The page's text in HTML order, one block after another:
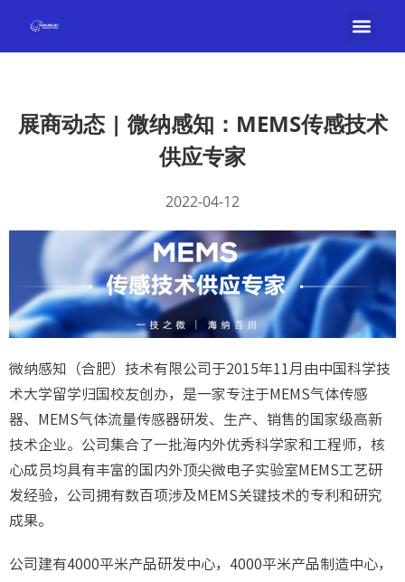
展商动态 | 微纳感知：MEMS传感技术
供应专家
2022-04-12
微纳感知（合肥）技术有限公司于2015年11月由中国科学技
术大学留学归国校友创办，是一家专注于MEMS气体传感
器、MEMS气体流量传感器研发、生产、销售的国家级高新
技术企业。公司集合了一批海内外优秀科学家和工程师，核
心成员均具有丰富的国内外顶尖微电子实验室MEMS工艺研
发经验，公司拥有数百项涉及MEMS关键技术的专利和研究
成果。
公司建有4000平米产品研发中心，4000平米产品制造中心，